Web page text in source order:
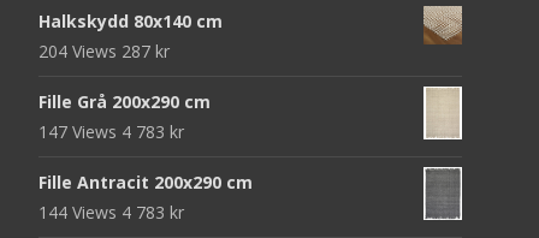
Halkskydd 80x140 cm
204 Views 287 kr
Fille Grå 200x290 cm
147 Views 4 783 kr
Fille Antracit 200x290 cm
144 Views 4 783 kr